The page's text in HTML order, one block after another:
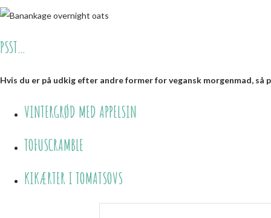
PSST…
Hvis du er på udkig efter andre former for vegansk morgenmad, så
VINTERGRØD MED APPELSIN
TOFUSCRAMBLE
KIKÆRTER I TOMATSOVS